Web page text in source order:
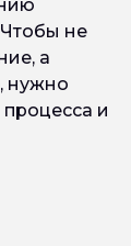
не
а
нужно
и